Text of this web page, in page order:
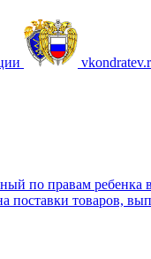
по правам ребенка
товаров,